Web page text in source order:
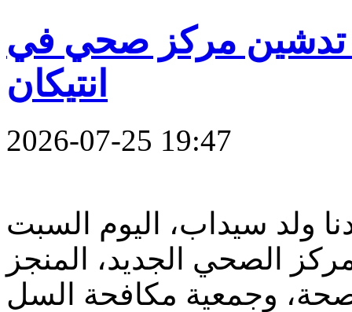
تدشين مركز صحي في
انتيكان
2026-07-25 19:47
ولد سيداب، اليوم السبت
الصحي الجديد، المنجز
وجمعية مكافحة السل